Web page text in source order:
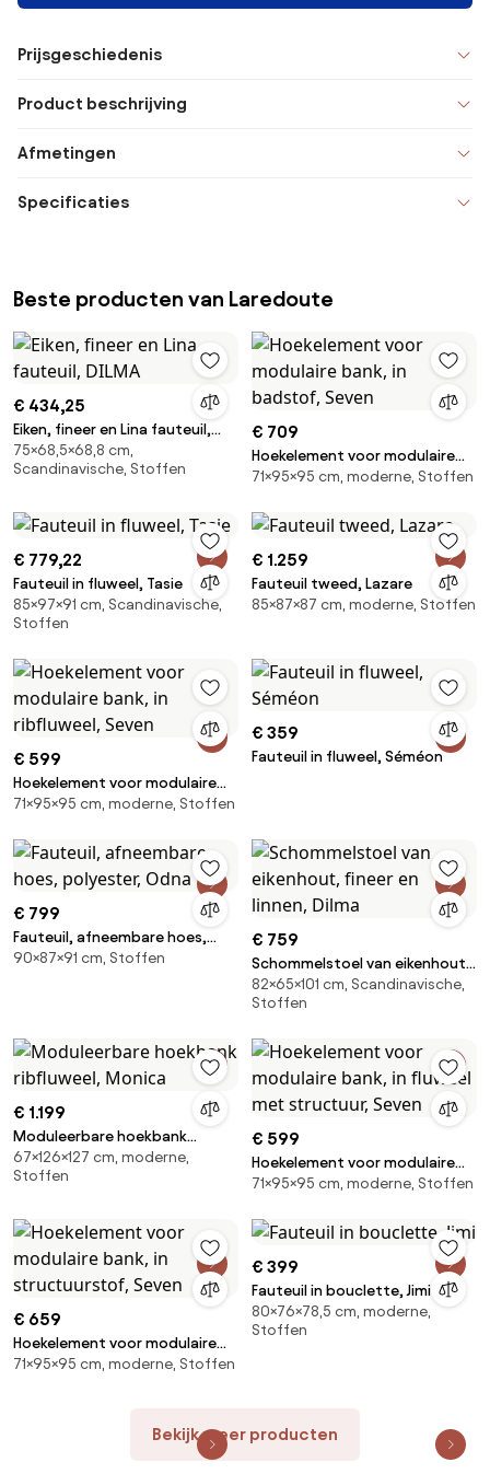
Prijsgeschiedenis
Product beschrijving
Afmetingen
Specificaties
Beste producten van Laredoute
€ 434,25
Eiken, fineer en Lina fauteuil,
DILMA
75×68,5×68,8 cm,
Scandinavische, Stoffen
€ 709
Hoekelement voor modulaire
bank, in badstof, Seven
71×95×95 cm, moderne, Stoffen
€ 779,22
Fauteuil in fluweel, Tasie
85×97×91 cm, Scandinavische,
Stoffen
€ 1.259
Fauteuil tweed, Lazare
85×87×87 cm, moderne, Stoffen
€ 599
Hoekelement voor modulaire
bank, in ribfluweel, Seven
71×95×95 cm, moderne, Stoffen
€ 359
Fauteuil in fluweel, Séméon
€ 799
Fauteuil, afneembare hoes,
polyester, Odna
90×87×91 cm, Stoffen
€ 759
Schommelstoel van eikenhout,
fineer en linnen, Dilma
82×65×101 cm, Scandinavische,
Stoffen
€ 1.199
Moduleerbare hoekbank
ribfluweel, Monica
67×126×127 cm, moderne,
Stoffen
€ 599
Hoekelement voor modulaire
bank, in fluweel met structuur,
71×95×95 cm, moderne, Stoffen
€ 659
Hoekelement voor modulaire
bank, in structuurstof, Seven
71×95×95 cm, moderne, Stoffen
€ 399
Fauteuil in bouclette, Jimi
80×76×78,5 cm, moderne,
Stoffen
Bekijk meer producten